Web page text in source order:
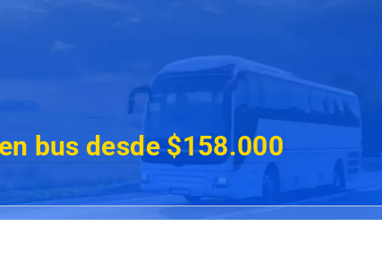
bus desde $158.000